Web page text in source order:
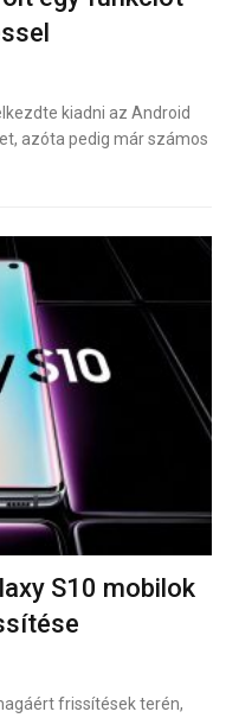
kiadni az Android
azóta pedig már számos
S10 mobilok
frissítések terén,